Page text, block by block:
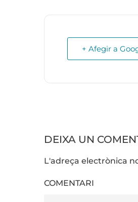
+ Afegir a
DEIXA UN
L'adreça electrònica
COMENTARI